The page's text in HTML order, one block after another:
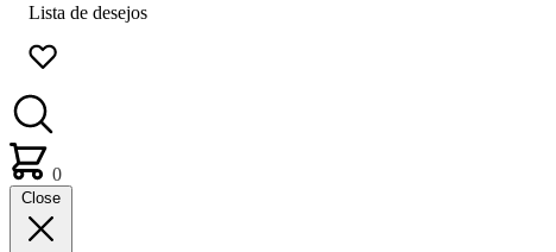
Lista de desejos
0
Close